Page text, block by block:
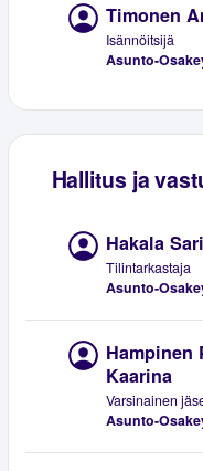
Timonen
Isännöitsijä
Asunto-
Hallitus ja
Hakala
Tilintarkastaja
Asunto-
Hampinen
Kaarina
Varsinainen
Asunto-